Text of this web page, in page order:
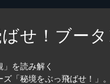
せ！ブータ
を読み解く
「秘境をぶっ飛ばせ！